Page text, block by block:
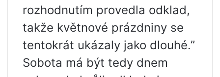
rozhodnutím provedla odklad,
takže květnové prázdniny se
tentokrát ukázaly jako dlouhé.”
Sobota má být tedy dnem